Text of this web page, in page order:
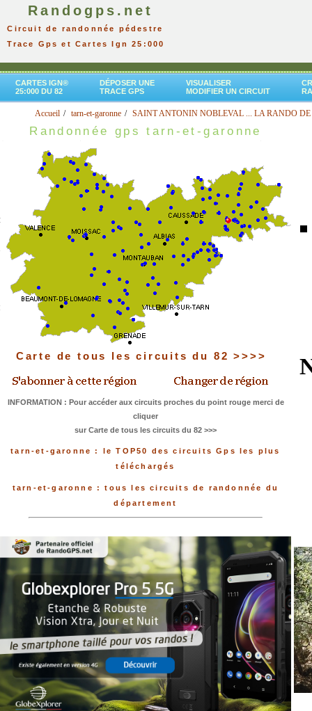
Randogps.net
Circuit de randonnée pédestre
Trace Gps et Cartes Ign 25:000
CARTES IGN®
25:000 DU 82
DÉPOSER UNE
TRACE GPS
VISUALISER
MODIFIER UN CIRCUIT
Accueil tarn-et-garonne SAINT ANTONIN NOBLEVAL ... LA RANDO
Randonnée gps tarn-et-garonne
Carte de tous les circuits du 82 >>>>
INFORMATION : Pour accéder aux circuits proches du point rouge merci de
cliquer
sur Carte de tous les circuits du 82 >>>
tarn-et-garonne : le TOP50 des circuits Gps les plus
téléchargés
tarn-et-garonne : tous les circuits de randonnée du
département